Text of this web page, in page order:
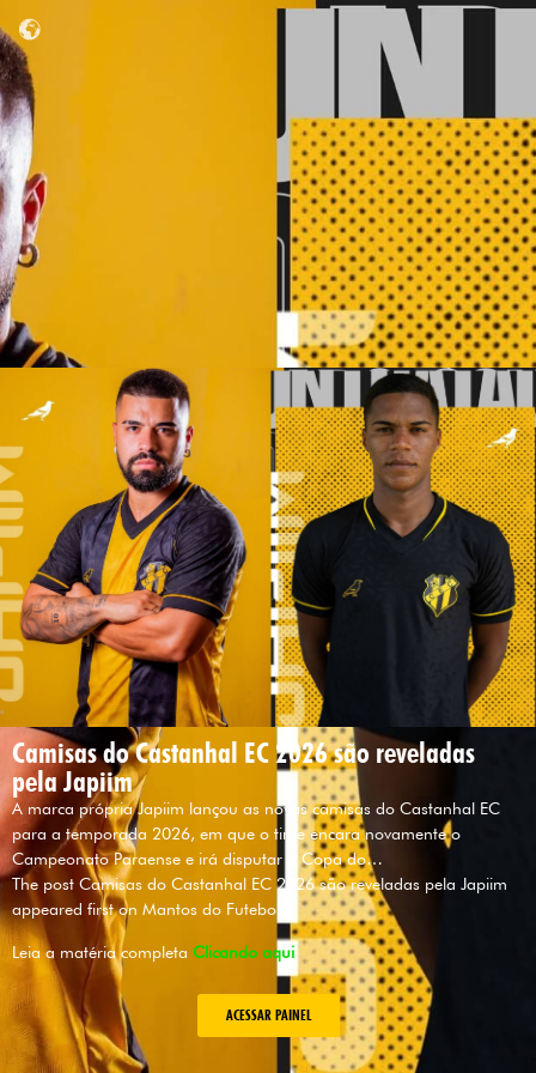
Camisas do Castanhal EC 2026 são reveladas
pela Japiim
A marca própria Japiim lançou as novas camisas do Castanhal EC
para a temporada 2026, em que o time encara novamente o
Campeonato Paraense e irá disputar a Copa do…
The post Camisas do Castanhal EC 2026 são reveladas pela Japiim
appeared first on Mantos do Futebol.
Leia a matéria completa Clicando aqui
ACESSAR PAINEL